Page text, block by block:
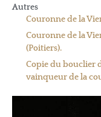
Autres
Couronne de la
Couronne de la
(Poitiers).
Copie du bouclier
vainqueur de la